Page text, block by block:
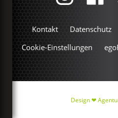
Kontakt Datenschutz
Cookie-Einstellungen
Design ❤